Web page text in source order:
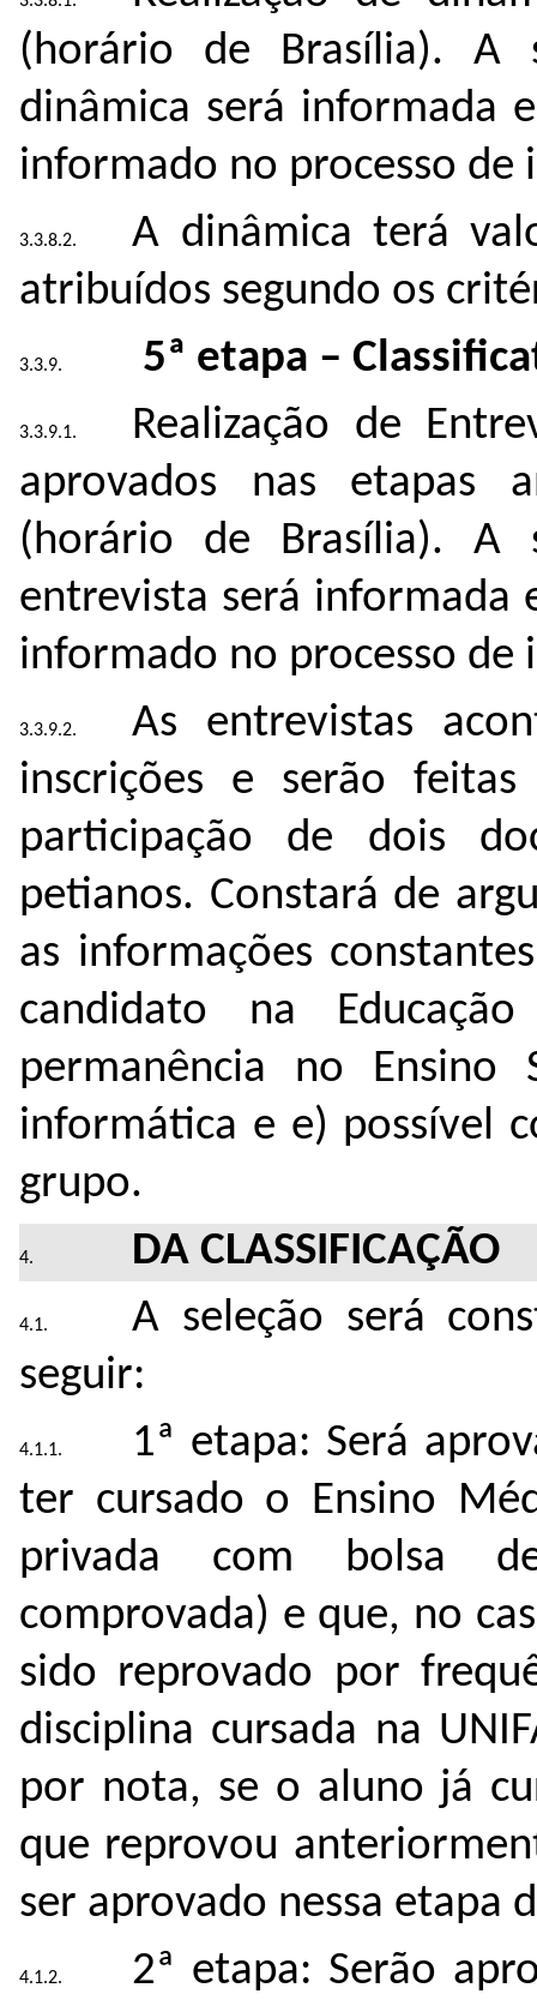
(horário de Brasília). A
dinâmica será informada
informado no processo de
A dinâmica terá
atribuídos segundo os
5ª etapa –
Realização de
aprovados nas etapas
(horário de Brasília). A
entrevista será informada
informado no processo de
As entrevistas
inscrições e serão
participação de dois
petianos. Constará de
as informações
candidato na
permanência no Ensino
informática e e) possível
grupo.
DA CLASSIFICAÇÃO
A seleção será
seguir:
1ª etapa: Será
ter cursado o Ensino
privada com bolsa de
comprovada) e que, no
sido reprovado por
disciplina cursada na
por nota, se o aluno já
que reprovou
ser aprovado nessa etapa
2ª etapa: Serão